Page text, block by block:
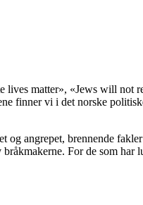
matter», «Jews will not
finner vi i det norske
og angrepet, brennende
For de som